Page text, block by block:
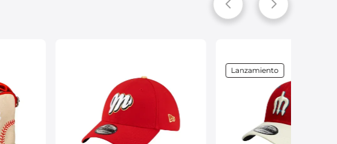
Lanzamiento